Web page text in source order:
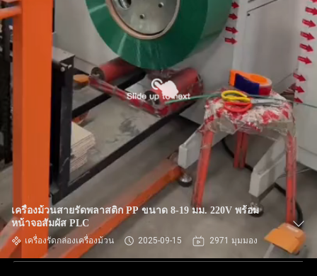
เครื่องม้วนสายรัดพลาสติก PP ขนาด 8-19 มม. 220V พร้อม
หน้าจอสัมผัส PLC
เครื่องรัดกล่องเครื่องม้วน 2025-09-15 2971 มุมมอง